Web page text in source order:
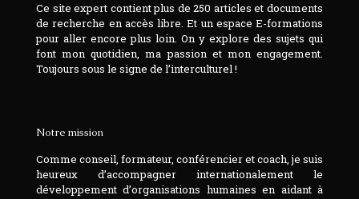
Ce site expert contient plus de 250 articles et documents
de recherche en accès libre. Et un espace E-formations
pour aller encore plus loin. On y explore des sujets qui
font mon quotidien, ma passion et mon engagement.
Toujours sous le signe de l’interculturel !
Notre mission
Comme conseil, formateur, conférencier et coach, je suis
heureux d’accompagner internationalement le
développement d’organisations humaines en aidant à